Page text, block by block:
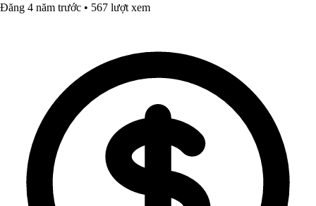
Đăng 4 năm trước • 567 lượt xem